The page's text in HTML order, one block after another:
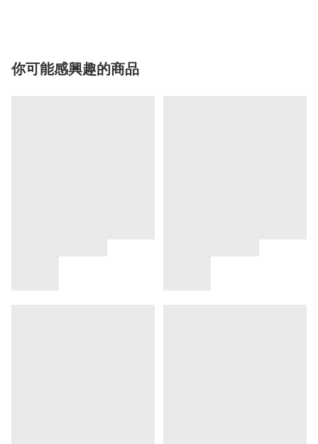
你可能感興趣的商品